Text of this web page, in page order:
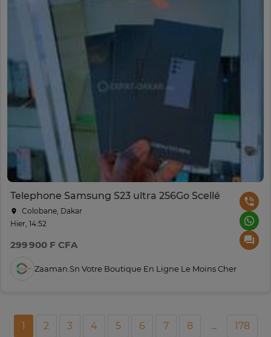
Telephone Samsung S23 ultra 256Go Scellé
Colobane, Dakar
Hier, 14:52
299 900 F CFA
Zaaman.sn Votre Boutique En Ligne Le Moins Cher
1 2 3 4 5 6 7 8 ...
178